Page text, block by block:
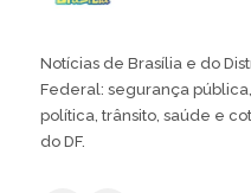
Notícias de Brasília e do
Federal: segurança pública,
política, trânsito, saúde e
do DF.